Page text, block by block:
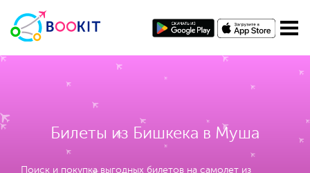
Билеты из Бишкека в Муша
Поиск и покупка выгодных билетов на самолет из